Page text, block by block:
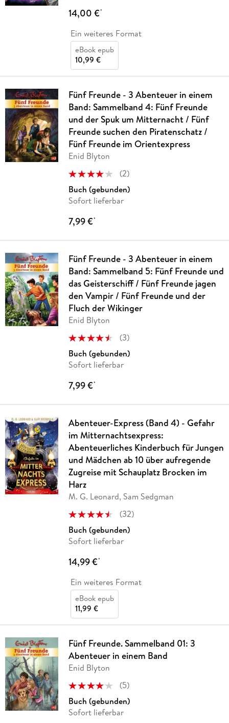
14,00 €*
Ein weiteres Format
eBook epub
10,99 €
Fünf Freunde - 3 Abenteuer in einem
Band: Sammelband 4: Fünf Freunde
und der Spuk um Mitternacht / Fünf
Freunde suchen den Piratenschatz /
Fünf Freunde im Orientexpress
Enid Blyton
(2)
Buch (gebunden)
Sofort lieferbar
7,99 €*
Fünf Freunde - 3 Abenteuer in einem
Band: Sammelband 5: Fünf Freunde und
das Geisterschiff / Fünf Freunde jagen
den Vampir / Fünf Freunde und der
Fluch der Wikinger
Enid Blyton
(3)
Buch (gebunden)
Sofort lieferbar
7,99 €*
Abenteuer-Express (Band 4) - Gefahr
im Mitternachtsexpress:
Abenteuerliches Kinderbuch für Jungen
und Mädchen ab 10 über aufregende
Zugreise mit Schauplatz Brocken im
Harz
M. G. Leonard, Sam Sedgman
(32)
Buch (gebunden)
Sofort lieferbar
14,99 €*
Ein weiteres Format
eBook epub
11,99 €
Fünf Freunde. Sammelband 01: 3
Abenteuer in einem Band
Enid Blyton
(5)
Buch (gebunden)
Sofort lieferbar